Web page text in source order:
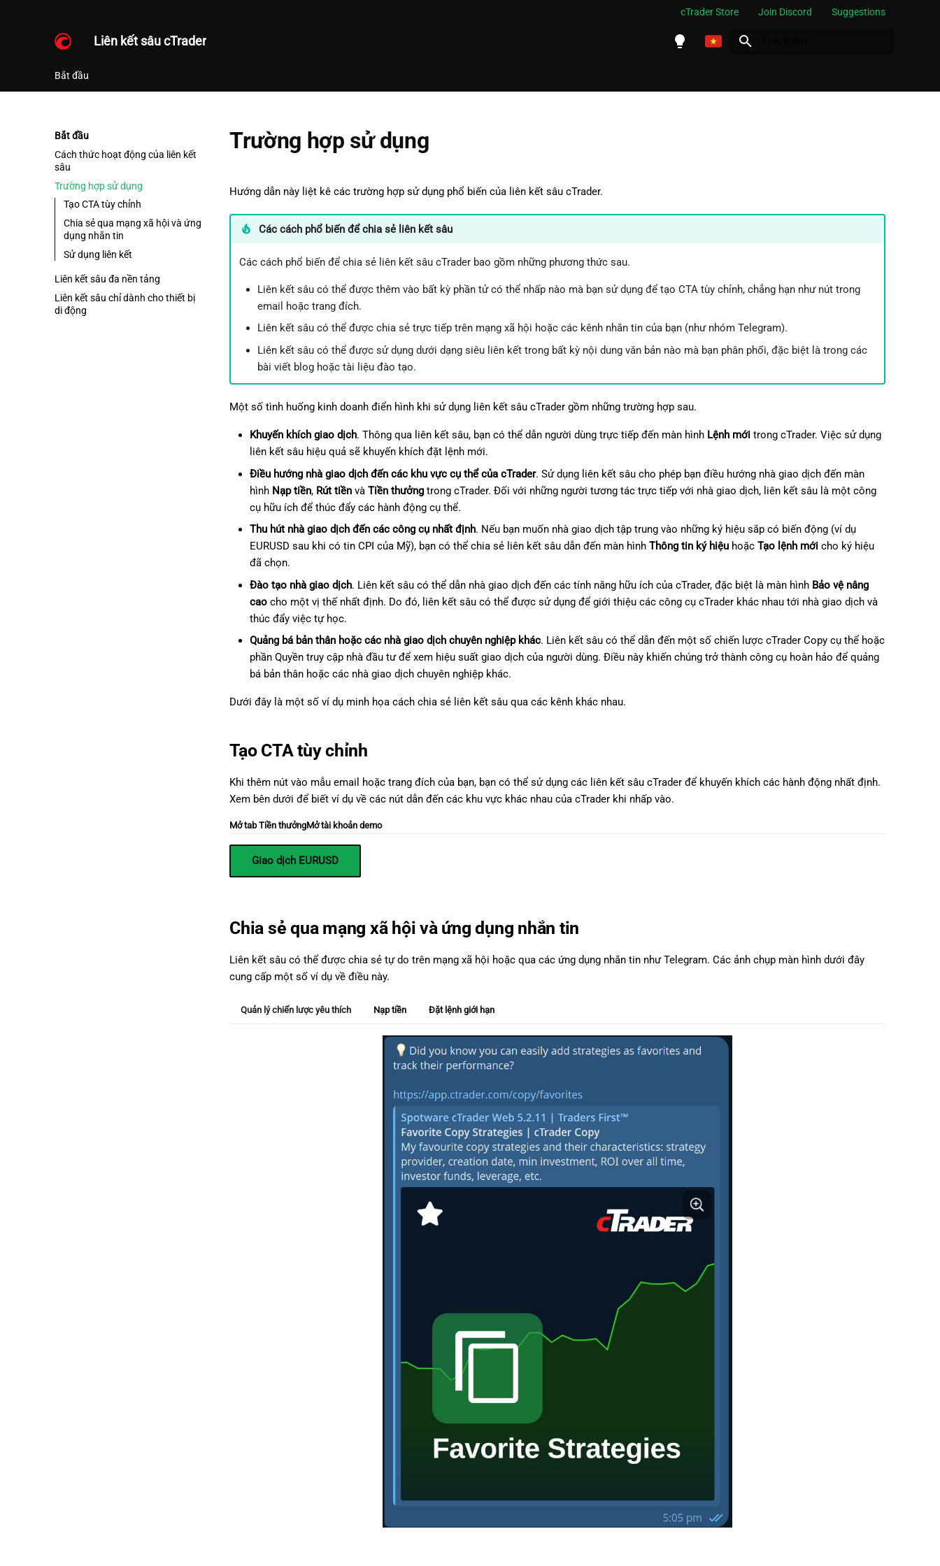
cTrader Store Join Discord Suggestions
Liên kết sâu cTrader
日本語
Deutsch
Italiano
Polski
Türkçe
Bắt đầu
Bắt đầu
Cách thức hoạt động của liên kết
sâu
Trường hợp sử dụng
Tạo CTA tùy chỉnh
Chia sẻ qua mạng xã hội và ứng
dụng nhắn tin
Sử dụng liên kết
Liên kết sâu đa nền tảng
Liên kết sâu chỉ dành cho thiết bị
di động
Trường hợp sử dụng
Hướng dẫn này liệt kê các trường hợp sử dụng phổ biến của liên kết sâu cTrader.
Các cách phổ biến để chia sẻ liên kết sâu
Các cách phổ biến để chia sẻ liên kết sâu cTrader bao gồm những phương thức sau.
Liên kết sâu có thể được thêm vào bất kỳ phần tử có thể nhấp nào mà bạn sử dụng để tạo CTA tùy chỉnh, chẳng hạn như nút trong
email hoặc trang đích.
Liên kết sâu có thể được chia sẻ trực tiếp trên mạng xã hội hoặc các kênh nhắn tin của bạn (như nhóm Telegram).
Liên kết sâu có thể được sử dụng dưới dạng siêu liên kết trong bất kỳ nội dung văn bản nào mà bạn phân phối, đặc biệt là trong các
bài viết blog hoặc tài liệu đào tạo.
Một số tình huống kinh doanh điển hình khi sử dụng liên kết sâu cTrader gồm những trường hợp sau.
Khuyến khích giao dịch. Thông qua liên kết sâu, bạn có thể dẫn người dùng trực tiếp đến màn hình Lệnh mớitrong cTrader. Việc sử dụng
liên kết sâu hiệu quả sẽ khuyến khích đặt lệnh mới.
Điều hướng nhà giao dịch đến các khu vực cụ thể của cTrader. Sử dụng liên kết sâu cho phép bạn điều hướng nhà giao dịch đến màn
hình Nạp tiền, Rút tiềnvà Tiền thưởngtrong cTrader. Đối với những người tương tác trực tiếp với nhà giao dịch, liên kết sâu là một công
cụ hữu ích để thúc đẩy các hành động cụ thể.
Thu hút nhà giao dịch đến các công cụ nhất định. Nếu bạn muốn nhà giao dịch tập trung vào những ký hiệu sắp có biến động (ví dụ
EURUSD sau khi có tin CPI của Mỹ), bạn có thể chia sẻ liên kết sâu dẫn đến màn hình Thông tin ký hiệuhoặc Tạo lệnh mớicho ký hiệu
đã chọn.
Đào tạo nhà giao dịch. Liên kết sâu có thể dẫn nhà giao dịch đến các tính năng hữu ích của cTrader, đặc biệt là màn hình Bảo vệ nâng
caocho một vị thế nhất định. Do đó, liên kết sâu có thể được sử dụng để giới thiệu các công cụ cTrader khác nhau tới nhà giao dịch và
thúc đẩy việc tự học.
Quảng bá bản thân hoặc các nhà giao dịch chuyên nghiệp khác. Liên kết sâu có thể dẫn đến một số chiến lược cTrader Copy cụ thể hoặc
phần Quyền truy cập nhà đầu tư để xem hiệu suất giao dịch của người dùng. Điều này khiến chúng trở thành công cụ hoàn hảo để quảng
bá bản thân hoặc các nhà giao dịch chuyên nghiệp khác.
Dưới đây là một số ví dụ minh họa cách chia sẻ liên kết sâu qua các kênh khác nhau.
Tạo CTA tùy chỉnh
Khi thêm nút vào mẫu email hoặc trang đích của bạn, bạn có thể sử dụng các liên kết sâu cTrader để khuyến khích các hành động nhất định.
Xem bên dưới để biết ví dụ về các nút dẫn đến các khu vực khác nhau của cTrader khi nhấp vào.
Mở tab Tiền thưởngMở tài khoản demo
Giao dịch EURUSD
Chia sẻ qua mạng xã hội và ứng dụng nhắn tin
Liên kết sâu có thể được chia sẻ tự do trên mạng xã hội hoặc qua các ứng dụng nhắn tin như Telegram. Các ảnh chụp màn hình dưới đây
cung cấp một số ví dụ về điều này.
Quản lý chiến lược yêu thích Nạp tiền Đặt lệnh giới hạn